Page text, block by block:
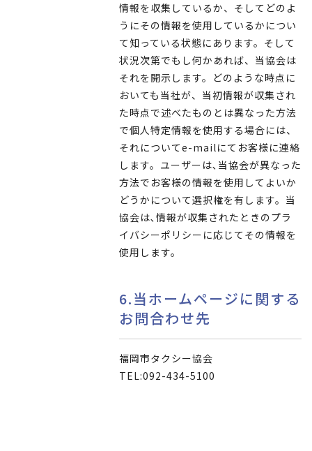
情報を収集しているか、そしてどのよ
うにその情報を使用しているかについ
て知っている状態にあります。そして
状況次第でもし何かあれば、当協会は
それを開示します。どのような時点に
おいても当社が、当初情報が収集され
た時点で述べたものとは異なった方法
で個人特定情報を使用する場合には、
それについてe-mailにてお客様に連絡
します。ユーザーは､当協会が異なった
方法でお客様の情報を使用してよいか
どうかについて選択権を有します。当
協会は､情報が収集されたときのプラ
イバシーポリシーに応じてその情報を
使用します。
6.当ホームページに関する
お問合わせ先
福岡市タクシー協会
TEL:092-434-5100